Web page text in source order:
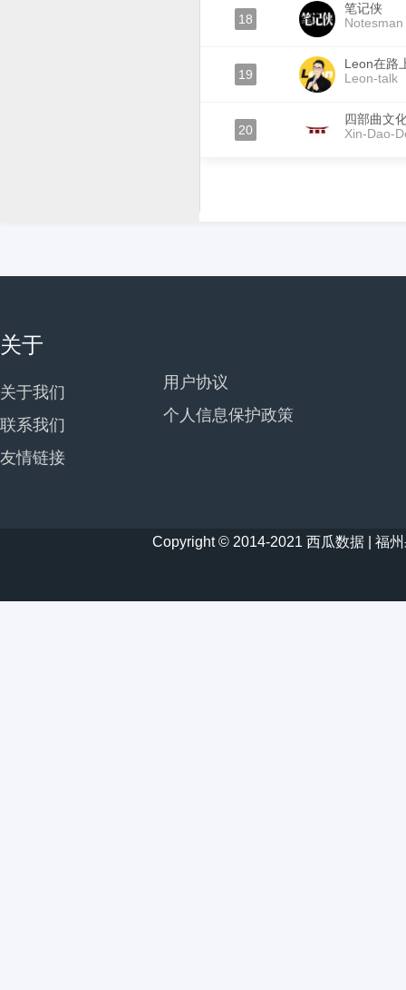
18
笔记侠
Notesman
19
Leon在路
Leon-talk
20
四部曲文
Xin-Dao-
关于
关于我们
联系我们
友情链接
用户协议
个人信息保护政策
Copyright © 2014-2021 西瓜数据 | 福